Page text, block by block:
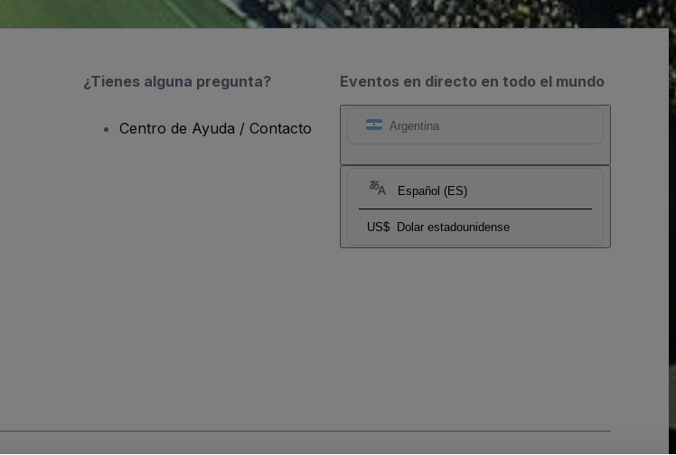
Eventos en directo en todo el mundo
Argentina
Español (ES)
US$ Dolar estadounidense
¿Tienes alguna pregunta?
Centro de Ayuda / Contacto